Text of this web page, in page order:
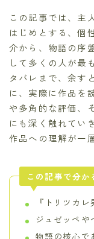
この記事では、主
はじめとする、個
介から、物語の序
して多くの人が最
タバレまで、余す
に、実際に作品を
や多角的な評価、
にも深く触れてい
作品への理解が一
この記事で分か
『トリツカ
ジュゼッペ
物語の核心で